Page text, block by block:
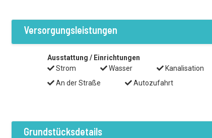
Versorgungsleistungen
Ausstattung / Einrichtungen
Strom
Wasser Kanalisation
An der Straße
Autozufahrt
Grundstücksdetails